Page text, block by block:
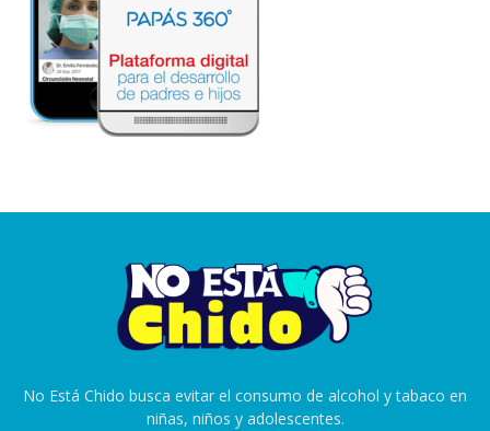
No Está Chido busca evitar el consumo de alcohol y tabaco en
niñas, niños y adolescentes.